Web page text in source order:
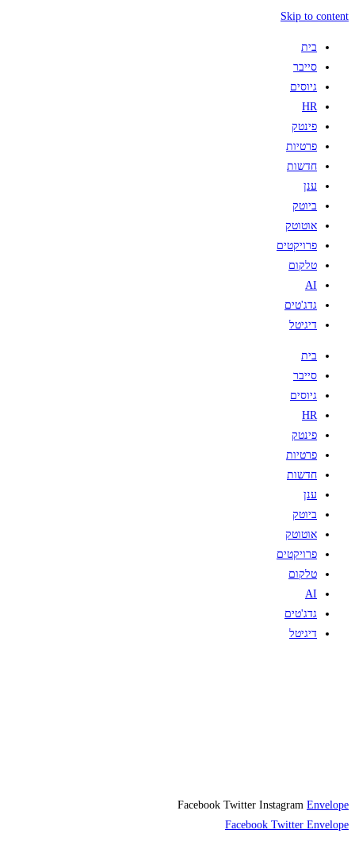
Skip to content
בית
סייבר
גיוסים
HR
פינטק
פרטיות
חדשות
ענן
ביוטק
אוטוטק
פרויקטים
טלקום
AI
גדג'טים
דיגיטל
בית
סייבר
גיוסים
HR
פינטק
פרטיות
חדשות
ענן
ביוטק
אוטוטק
פרויקטים
טלקום
AI
גדג'טים
דיגיטל
Facebook Twitter Instagram Envelope
Facebook Twitter Envelope